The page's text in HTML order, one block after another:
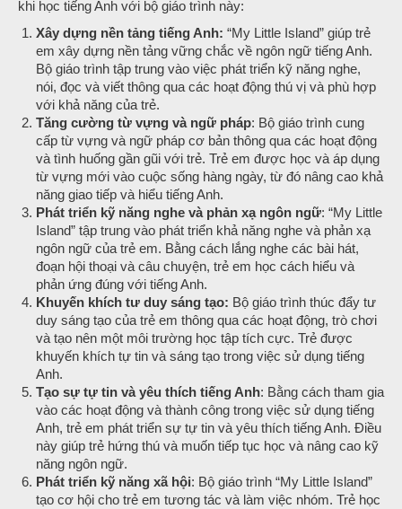
khi học tiếng Anh với bộ giáo trình này:
Xây dựng nền tảng tiếng Anh: “My Little Island” giúp trẻ
em xây dựng nền tảng vững chắc về ngôn ngữ tiếng Anh.
Bộ giáo trình tập trung vào việc phát triển kỹ năng nghe,
nói, đọc và viết thông qua các hoạt động thú vị và phù hợp
với khả năng của trẻ.
Tăng cường từ vựng và ngữ pháp: Bộ giáo trình cung
cấp từ vựng và ngữ pháp cơ bản thông qua các hoạt động
và tình huống gần gũi với trẻ. Trẻ em được học và áp dụng
từ vựng mới vào cuộc sống hàng ngày, từ đó nâng cao khả
năng giao tiếp và hiểu tiếng Anh.
Phát triển kỹ năng nghe và phản xạ ngôn ngữ: “My Little
Island” tập trung vào phát triển khả năng nghe và phản xạ
ngôn ngữ của trẻ em. Bằng cách lắng nghe các bài hát,
đoạn hội thoại và câu chuyện, trẻ em học cách hiểu và
phản ứng đúng với tiếng Anh.
Khuyến khích tư duy sáng tạo: Bộ giáo trình thúc đẩy tư
duy sáng tạo của trẻ em thông qua các hoạt động, trò chơi
và tạo nên một môi trường học tập tích cực. Trẻ được
khuyến khích tự tin và sáng tạo trong việc sử dụng tiếng
Anh.
Tạo sự tự tin và yêu thích tiếng Anh: Bằng cách tham gia
vào các hoạt động và thành công trong việc sử dụng tiếng
Anh, trẻ em phát triển sự tự tin và yêu thích tiếng Anh. Điều
này giúp trẻ hứng thú và muốn tiếp tục học và nâng cao kỹ
năng ngôn ngữ.
Phát triển kỹ năng xã hội: Bộ giáo trình “My Little Island”
tạo cơ hội cho trẻ em tương tác và làm việc nhóm. Trẻ học